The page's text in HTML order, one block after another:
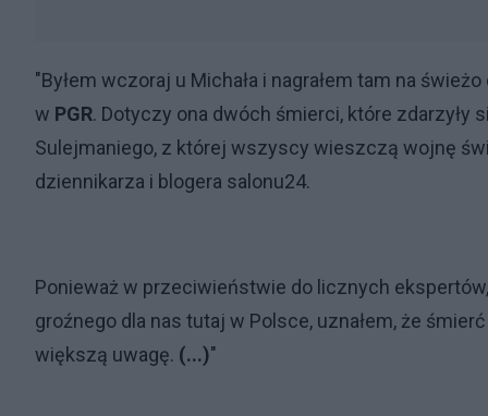
"Byłem wczoraj u Michała i nagrałem tam na
w PGR. Dotyczy ona dwóch śmierci, które zdarzyły
Sulejmaniego, z której wszyscy wieszczą wojnę
dziennikarza i blogera salonu24.
Ponieważ w przeciwieństwie do licznych
groźnego dla nas tutaj w Polsce, uznałem, że
większą uwagę. (...)"